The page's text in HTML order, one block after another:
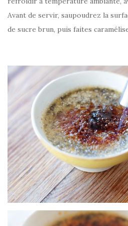
Avant de servir, saupoudrez la
de sucre brun, puis faites